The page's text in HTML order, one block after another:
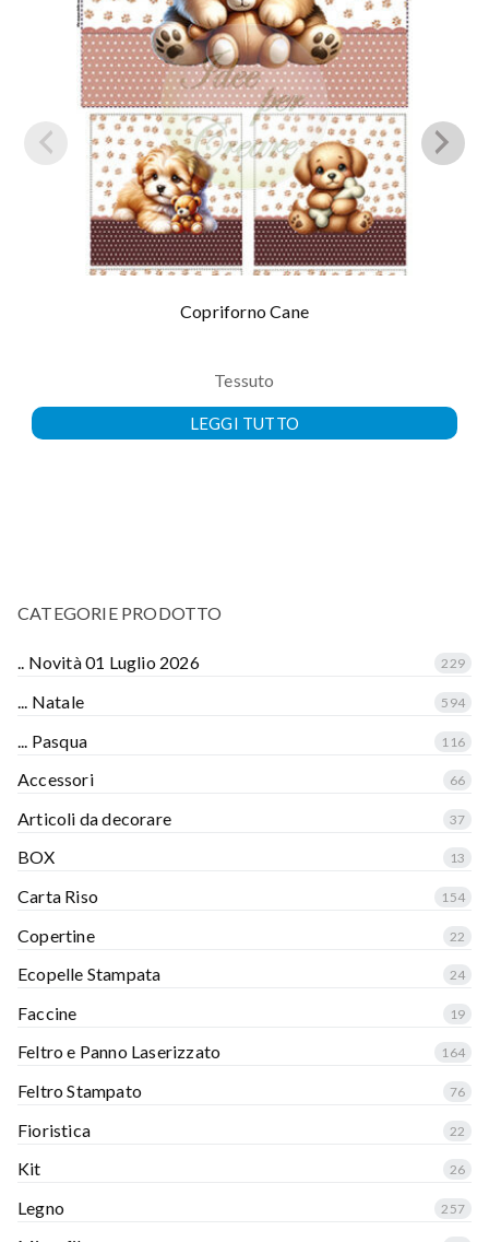
Copriforno Cane
Tessuto
LEGGI TUTTO
CATEGORIE PRODOTTO
.. Novità 01 Luglio 2026 229
... Natale 594
... Pasqua 116
Accessori 66
Articoli da decorare 37
BOX 13
Carta Riso 154
Copertine 22
Ecopelle Stampata 24
Faccine 19
Feltro e Panno Laserizzato 164
Feltro Stampato 76
Fioristica 22
Kit 26
Legno 257